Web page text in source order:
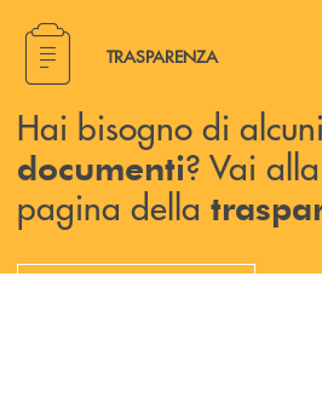
Hai bisogno di alcuni
TRASPARENZA
Hai bisogno di alcuni
documenti? Vai alla
pagina della